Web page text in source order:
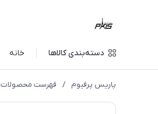
دسته‌بندی کالاها خانه
پاریس پرفیوم / فهرست محصولات